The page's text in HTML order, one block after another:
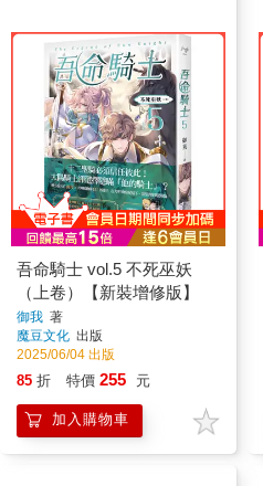
吾命騎士 vol.5 不死巫妖
（上卷）【新裝增修版】
御我 著
魔豆文化 出版
2025/06/04 出版
85 折 特價 255 元
加入購物車